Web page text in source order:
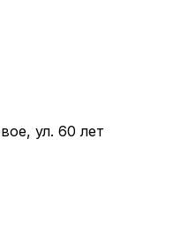
ул. 60 лет